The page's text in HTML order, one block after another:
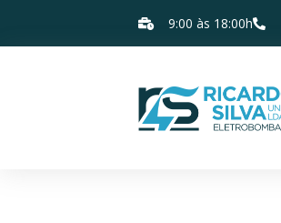
9:00 às 18:00h